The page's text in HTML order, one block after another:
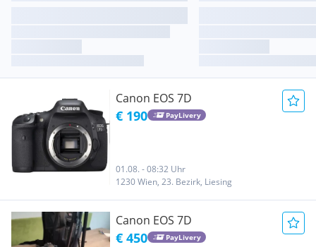
Canon EOS 7D
€ 190 PayLivery
01.08. - 08:32 Uhr
1230 Wien, 23. Bezirk, Liesing
Canon EOS 7D
€ 450 PayLivery